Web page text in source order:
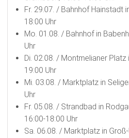
Fr. 29.07. / Bahnhof Hainstadt
18:00 Uhr
Mo. 01.08. / Bahnhof in
Uhr
Di. 02.08. / Montmelianer Platz
19:00 Uhr
Mi. 03.08. / Marktplatz in
Uhr
Fr. 05.08. / Strandbad in
16:00-18:00 Uhr
Sa. 06.08. / Marktplatz in